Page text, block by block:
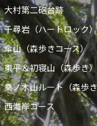
大村第二砲台跡
千尋岩（ハートロック
傘山（森歩きコース）
東平＆初寝山（森歩き）
桑ノ木山ルート（森歩
西海岸コース